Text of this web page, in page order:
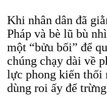
Khi nhân dân đã
Pháp và bè lũ bù
một “bửu bối” để
chúng chạy dài về
lực phong kiến thối
dùng roi ấy để